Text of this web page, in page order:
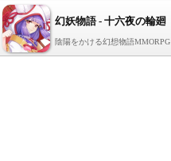
幻妖物語 - 十六夜の輪廻
陰陽をかける幻想物語MMORPG